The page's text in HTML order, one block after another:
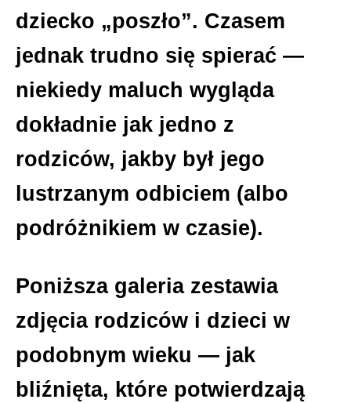
dziecko „poszło”. Czasem
jednak trudno się spierać —
niekiedy maluch wygląda
dokładnie jak jedno z
rodziców, jakby był jego
lustrzanym odbiciem (albo
podróżnikiem w czasie).
Poniższa galeria zestawia
zdjęcia rodziców i dzieci w
podobnym wieku — jak
bliźnięta, które potwierdzają